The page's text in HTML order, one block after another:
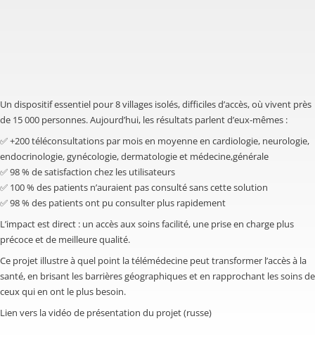
Un dispositif essentiel pour 8 villages isolés, difficiles d’accès, où vivent près
de 15 000 personnes. Aujourd’hui, les résultats parlent d’eux-mêmes :
✅ +200 téléconsultations par mois en moyenne en cardiologie, neurologie,
endocrinologie, gynécologie, dermatologie et médecine,générale
✅ 98 % de satisfaction chez les utilisateurs
✅ 100 % des patients n’auraient pas consulté sans cette solution
✅ 98 % des patients ont pu consulter plus rapidement
L’impact est direct : un accès aux soins facilité, une prise en charge plus
précoce et de meilleure qualité.
Ce projet illustre à quel point la télémédecine peut transformer l’accès à la
santé, en brisant les barrières géographiques et en rapprochant les soins de
ceux qui en ont le plus besoin.
Lien vers la vidéo de présentation du projet (russe)